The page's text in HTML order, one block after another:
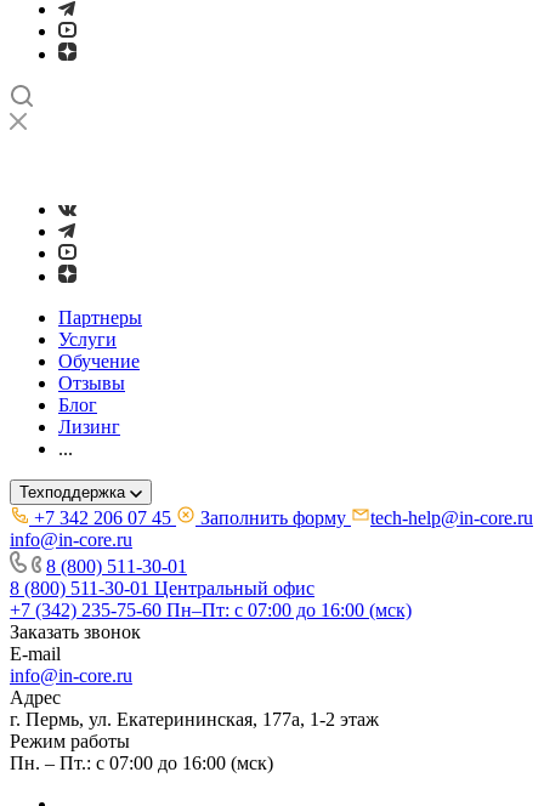
Партнеры
Услуги
Обучение
Отзывы
Блог
Лизинг
...
Техподдержка
+7 342 206 07 45 Заполнить форму
tech-help@in-core.ru
info@in-core.ru
8 (800) 511-30-01
8 (800) 511-30-01 Центральный офис
+7 (342) 235-75-60 Пн–Пт: с 07:00 до 16:00 (мск)
Заказать звонок
E-mail
info@in-core.ru
Адрес
г. Пермь, ул. ​Екатерининская, 177а, ​1-2 этаж
Режим работы
Пн. – Пт.: с 07:00 до 16:00 (мск)